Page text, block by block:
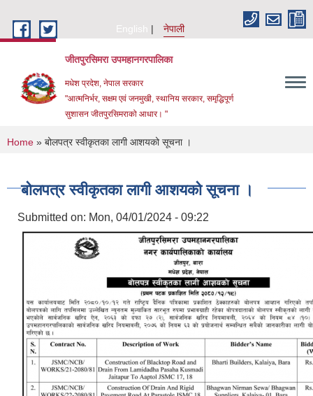
English
नेपाली
जीतपुरसिमरा उपमहानगरपालिका
मधेश प्रदेश, नेपाल सरकार
"आत्मनिर्भर, सक्षम एवं जनमुखी, स्थानिय सरकार, समृद्धिपूर्ण
सुशासन जीतपुरसिमराको आधार। "
You are here
Home » बोलपत्र स्वीकृतका लागी आशयको सूचना ।
बोलपत्र स्वीकृतका लागी आशयको सूचना ।
Submitted on: Mon, 04/01/2024 - 09:22